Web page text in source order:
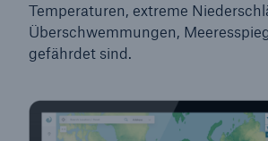
Temperaturen, extreme
Überschwemmungen,
gefährdet sind.